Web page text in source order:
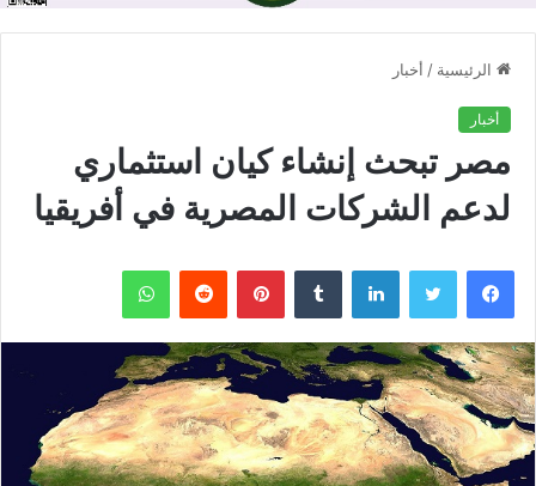
الرئيسية / أخبار
أخبار
مصر تبحث إنشاء كيان استثماري
لدعم الشركات المصرية في أفريقيا
فيسبوك تويتر لينكدإن بينتيريست واتساب